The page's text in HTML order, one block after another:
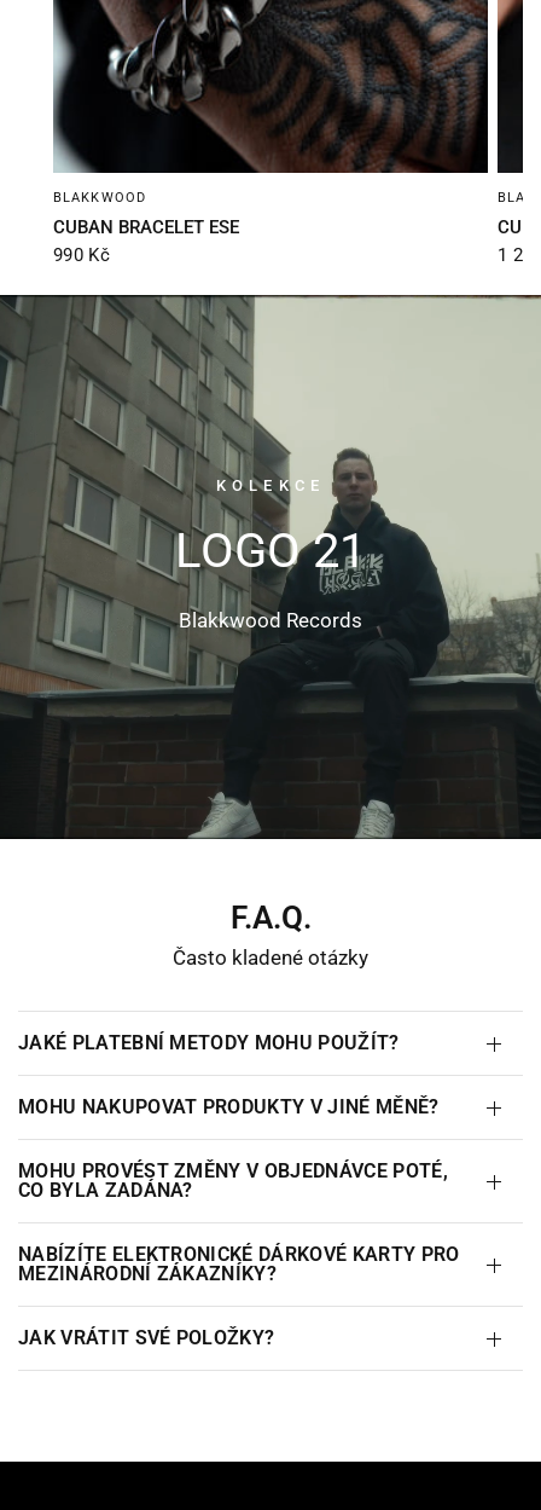
BLAKKWOOD
CUBAN BRACELET ESE
990 Kč
1
KOLEKCE
LOGO 21
Blakkwood Records
F.A.Q.
Často kladené otázky
JAKÉ PLATEBNÍ METODY MOHU POUŽÍT?
MOHU NAKUPOVAT PRODUKTY V JINÉ MĚNĚ?
MOHU PROVÉST ZMĚNY V OBJEDNÁVCE POTÉ,
CO BYLA ZADÁNA?
NABÍZÍTE ELEKTRONICKÉ DÁRKOVÉ KARTY PRO
MEZINÁRODNÍ ZÁKAZNÍKY?
JAK VRÁTIT SVÉ POLOŽKY?